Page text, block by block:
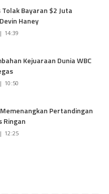
Tolak Bayaran $2 Juta
Haney
14:39
Kejuaraan Dunia WBC
10:50
Pertandingan
Ringan
12:25